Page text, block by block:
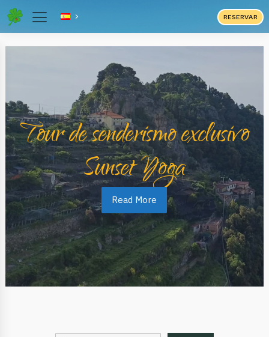
RESERVAR
Tour de senderismo exclusivo
Sunset Yoga
Read More